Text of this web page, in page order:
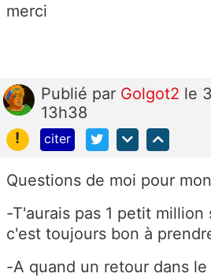
merci
Publié par Golgot2 le
13h38
!
citer
Questions de moi pour
-T'aurais pas 1 petit million
c'est toujours bon à
-A quand un retour dans le